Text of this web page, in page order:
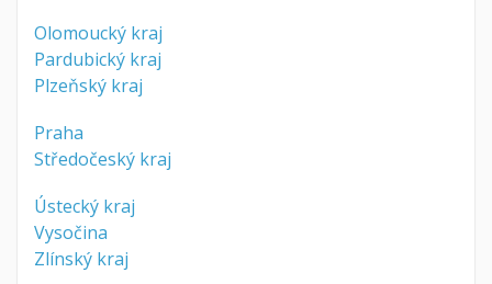
Olomoucký kraj
Pardubický kraj
Plzeňský kraj
Praha
Středočeský kraj
Ústecký kraj
Vysočina
Zlínský kraj